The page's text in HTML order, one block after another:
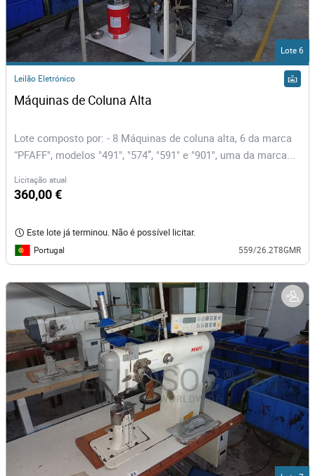
Lote 6
Leilão Eletrónico
Máquinas de Coluna Alta
Lote composto por: - 8 Máquinas de coluna alta, 6 da marca
“PFAFF", modelos "491", "574”, "591" e "901", uma da marca...
Licitação atual
360,00 €
Este lote já terminou. Não é possível licitar.
Portugal 559/26.2T8GMR